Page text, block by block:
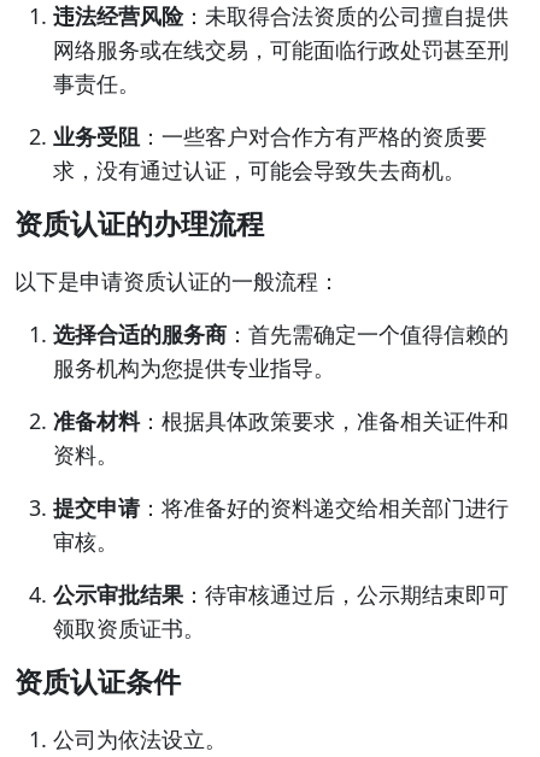
违法经营风险：未取得合法资质的公司擅自提供
网络服务或在线交易，可能面临行政处罚甚至刑
事责任。
业务受阻 ：一些客户对合作方有严格的资质要
求，没有通过认证，可能会导致失去商机。
资质认证的办理流程
以下是申请资质认证的一般流程：
选择合适的服务商 ：首先需确定一个值得信赖的
服务机构为您提供专业指导。
准备材料：根据具体政策要求，准备相关证件和
资料。
提交申请：将准备好的资料递交给相关部门进行
审核。
公示审批结果：待审核通过后，公示期结束即可
领取资质证书。
资质认证条件
公司为依法设立。